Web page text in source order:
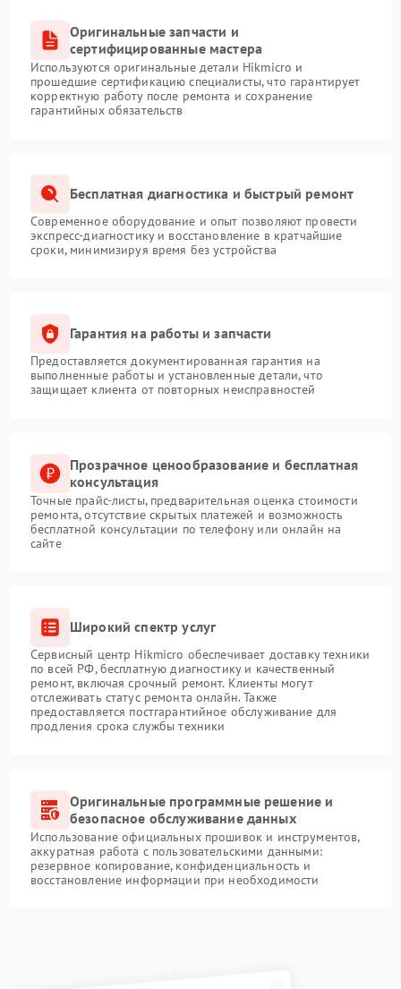
Оригинальные запчасти и
сертифицированные мастера
Используются оригинальные детали Hikmicro и
прошедшие сертификацию специалисты, что гарантирует
корректную работу после ремонта и сохранение
гарантийных обязательств
Бесплатная диагностика и быстрый ремонт
Современное оборудование и опыт позволяют провести
экспресс-диагностику и восстановление в кратчайшие
сроки, минимизируя время без устройства
Гарантия на работы и запчасти
Предоставляется документированная гарантия на
выполненные работы и установленные детали, что
защищает клиента от повторных неисправностей
Прозрачное ценообразование и бесплатная
консультация
Точные прайс-листы, предварительная оценка стоимости
ремонта, отсутствие скрытых платежей и возможность
бесплатной консультации по телефону или онлайн на
сайте
Широкий спектр услуг
Сервисный центр Hikmicro обеспечивает доставку техники
по всей РФ, бесплатную диагностику и качественный
ремонт, включая срочный ремонт. Клиенты могут
отслеживать статус ремонта онлайн. Также
предоставляется постгарантийное обслуживание для
продления срока службы техники
Оригинальные программные решение и
безопасное обслуживание данных
Использование официальных прошивок и инструментов,
аккуратная работа с пользовательскими данными:
резервное копирование, конфиденциальность и
восстановление информации при необходимости